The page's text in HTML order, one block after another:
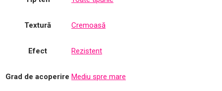
Textură Cremoasă
Efect Rezistent
Grad de acoperire Mediu spre mare